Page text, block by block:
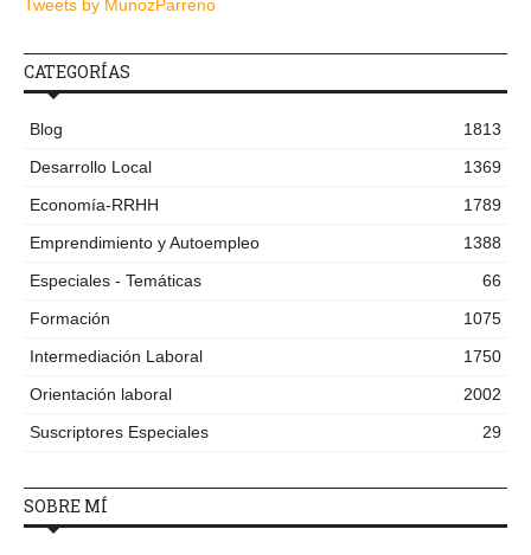
Tweets by MunozParreno
CATEGORÍAS
Blog
1813
Desarrollo Local
1369
Economía-RRHH
1789
Emprendimiento y Autoempleo
1388
Especiales - Temáticas
66
Formación
1075
Intermediación Laboral
1750
Orientación laboral
2002
Suscriptores Especiales
29
SOBRE MÍ